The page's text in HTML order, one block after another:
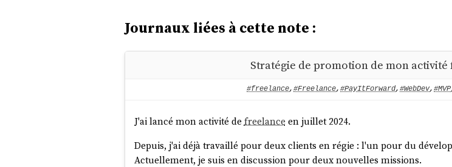
Journaux liées à cette note :
Stratégie de promotion de mon
#freelance, #Freelance, #PayItForward, #WebDev, #MVP
J'ai lancé mon activité de freelance en juillet 2024.
Depuis, j'ai déjà travaillé pour deux clients en régie : l'un pour du
Actuellement, je suis en discussion pour deux nouvelles missions.